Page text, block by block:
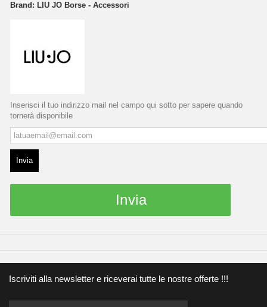
Brand: LIU JO Borse - Accessori
Inserisci il tuo indirizzo mail nel campo qui sotto per sapere quando
tornerà disponibile
Invia
Invia
Iscriviti alla newsletter e riceverai tutte le nostre offerte !!!